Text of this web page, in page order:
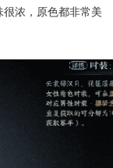
浓，原色都非常美